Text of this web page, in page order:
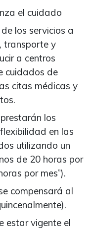
el cuidado
los servicios a
transporte y
a centros
cuidados de
citas médicas y
los
en las
utilizando un
de 20 horas por
por mes”).
compensará al
estar vigente el